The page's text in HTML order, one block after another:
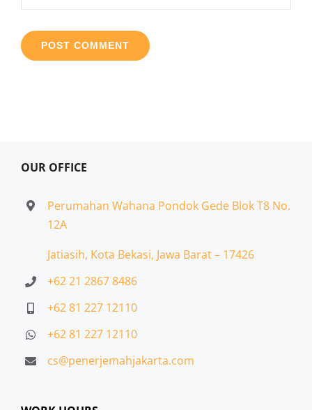
OUR OFFICE
Perumahan Wahana Pondok Gede Blok T8 No.
12A
Jatiasih, Kota Bekasi, Jawa Barat – 17426
+62 21 2867 8486
+62 81 227 12110
+62 81 227 12110
cs@penerjemahjakarta.com